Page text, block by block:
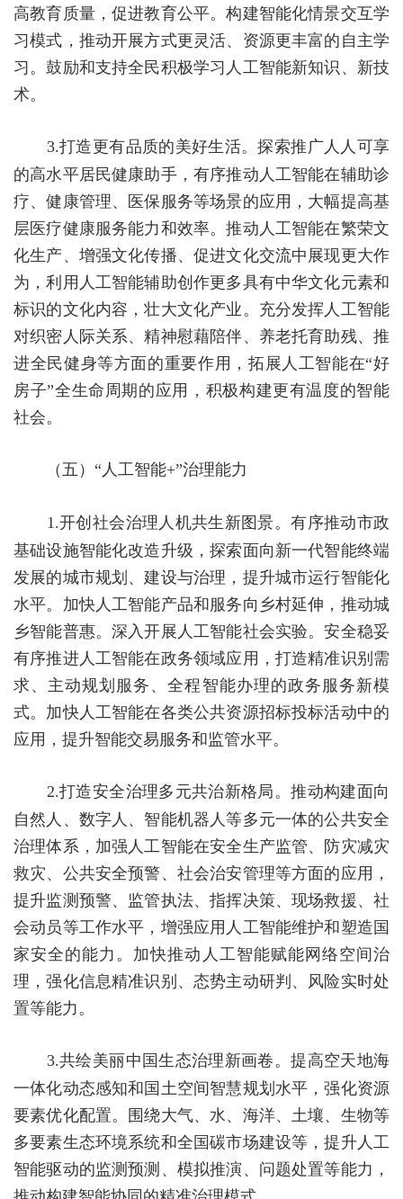
高教育质量，促进教育公平。构建智能化情景交互学
习模式，推动开展方式更灵活、资源更丰富的自主学
习。鼓励和支持全民积极学习人工智能新知识、新技
术。
3.打造更有品质的美好生活。探索推广人人可享
的高水平居民健康助手，有序推动人工智能在辅助诊
疗、健康管理、医保服务等场景的应用，大幅提高基
层医疗健康服务能力和效率。推动人工智能在繁荣文
化生产、增强文化传播、促进文化交流中展现更大作
为，利用人工智能辅助创作更多具有中华文化元素和
标识的文化内容，壮大文化产业。充分发挥人工智能
对织密人际关系、精神慰藉陪伴、养老托育助残、推
进全民健身等方面的重要作用，拓展人工智能在“好
房子”全生命周期的应用，积极构建更有温度的智能
社会。
（五） “人工智能+”治理能力
1.开创社会治理人机共生新图景。有序推动市政
基础设施智能化改造升级，探索面向新一代智能终端
发展的城市规划、建设与治理，提升城市运行智能化
水平。加快人工智能产品和服务向乡村延伸，推动城
乡智能普惠。深入开展人工智能社会实验。安全稳妥
有序推进人工智能在政务领域应用，打造精准识别需
求、主动规划服务、全程智能办理的政务服务新模
式。加快人工智能在各类公共资源招标投标活动中的
应用，提升智能交易服务和监管水平。
2.打造安全治理多元共治新格局。推动构建面向
自然人、数字人、智能机器人等多元一体的公共安全
治理体系，加强人工智能在安全生产监管、防灾减灾
救灾、公共安全预警、社会治安管理等方面的应用，
提升监测预警、监管执法、指挥决策、现场救援、社
会动员等工作水平，增强应用人工智能维护和塑造国
家安全的能力。加快推动人工智能赋能网络空间治
理，强化信息精准识别、态势主动研判、风险实时处
置等能力。
3.共绘美丽中国生态治理新画卷。提高空天地海
一体化动态感知和国土空间智慧规划水平，强化资源
要素优化配置。围绕大气、水、海洋、土壤、生物等
多要素生态环境系统和全国碳市场建设等，提升人工
智能驱动的监测预测、模拟推演、问题处置等能力，